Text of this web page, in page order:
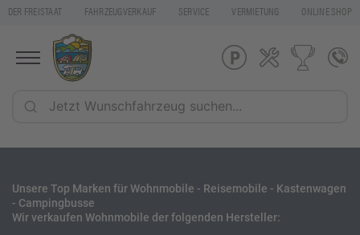
DER FREISTAAT FAHRZEUGVERKAUF SERVICE VERMIETUNG ONLINE SHOP
Unsere Top Marken für Wohnmobile - Reisemobile - Kastenwagen
- Campingbusse
Wir verkaufen Wohnmobile der folgenden Hersteller: